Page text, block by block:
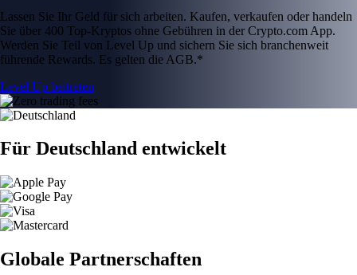
Lassen Sie Ihr Geld für sich arbeiten. Kaufen, verkaufen oder handeln
Sie über 400 Top-Kryptos ohne Gebühren in der Crypto.com App.
Werden Sie Teil von Level Up und sichern Sie sich branchenweit
führende Rewards. Es gelten die AGB.*
Level Up beitreten
Für Deutschland entwickelt
Globale Partnerschaften